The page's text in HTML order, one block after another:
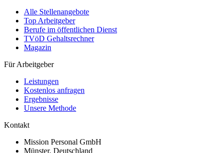
Alle Stellenangebote
Top Arbeitgeber
Berufe im öffentlichen Dienst
TVöD Gehaltsrechner
Magazin
Für Arbeitgeber
Leistungen
Kostenlos anfragen
Ergebnisse
Unsere Methode
Kontakt
Mission Personal GmbH
Münster, Deutschland